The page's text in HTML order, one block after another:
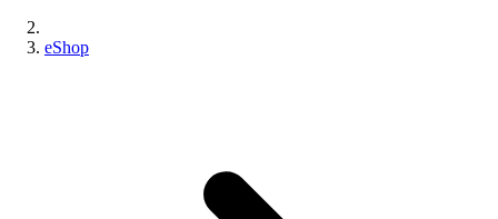
eShop